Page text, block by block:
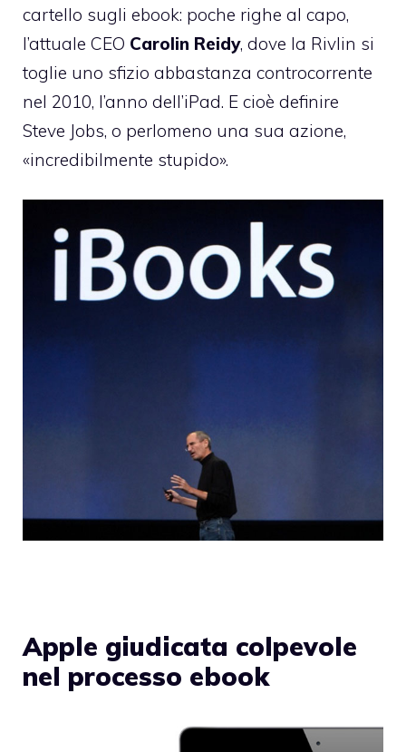
cartello sugli ebook: poche righe al capo,
l’attuale CEO Carolin Reidy, dove la Rivlin si
toglie uno sfizio abbastanza controcorrente
nel 2010, l’anno dell’iPad. E cioè definire
Steve Jobs, o perlomeno una sua azione,
«incredibilmente stupido».
Apple giudicata colpevole
nel processo ebook